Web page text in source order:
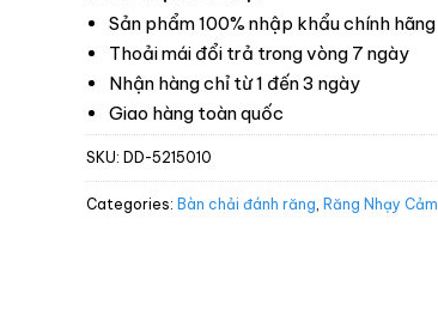
Sản phẩm 100% nhập khẩu chính hãng
Thoải mái đổi trả trong vòng 7 ngày
Nhận hàng chỉ từ 1 đến 3 ngày
Giao hàng toàn quốc
SKU: DD-5215010
Categories: Bàn chải đánh răng Răng Nhạy Cảm